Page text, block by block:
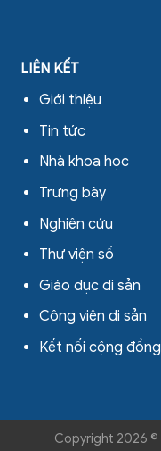
LIÊN KẾT
Giới thiệu
Tin tức
Nhà khoa học
Trưng bày
Nghiên cứu
Thư viện số
Giáo dục di sản
Công viên di sản
Kết nối cộng đồng
Copyright 2026 ©